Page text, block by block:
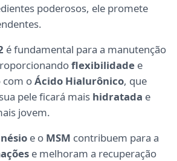
poderosos, ele promete
é fundamental para a manutenção
flexibilidade e
com oÁcido Hialurônico, que
pele ficará mais hidratada e
jovem.
e o MSM contribuem para a
e melhoram a recuperação